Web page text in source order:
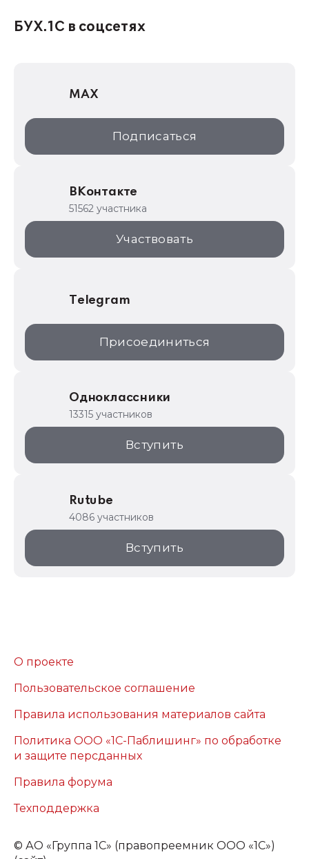
1С:Консалтинг
1С:Дистрибьюция
1С:Образование
ИТС.1C.ru
1С для торговли
1С:Торговая площадка
БУХ.1С в соцсетях
MAX
Подписаться
ВКонтакте
51562 участника
Участвовать
Telegram
Присоединиться
Одноклассники
13315 участников
Вступить
Rutube
4086 участников
Вступить
О проекте
Пользовательское соглашение
Правила использования материалов сайта
Политика ООО «1С-Паблишинг» по обработке
и защите персданных
Правила форума
Техподдержка
© АО «Группа 1С» (правопреемник ООО «1С»)